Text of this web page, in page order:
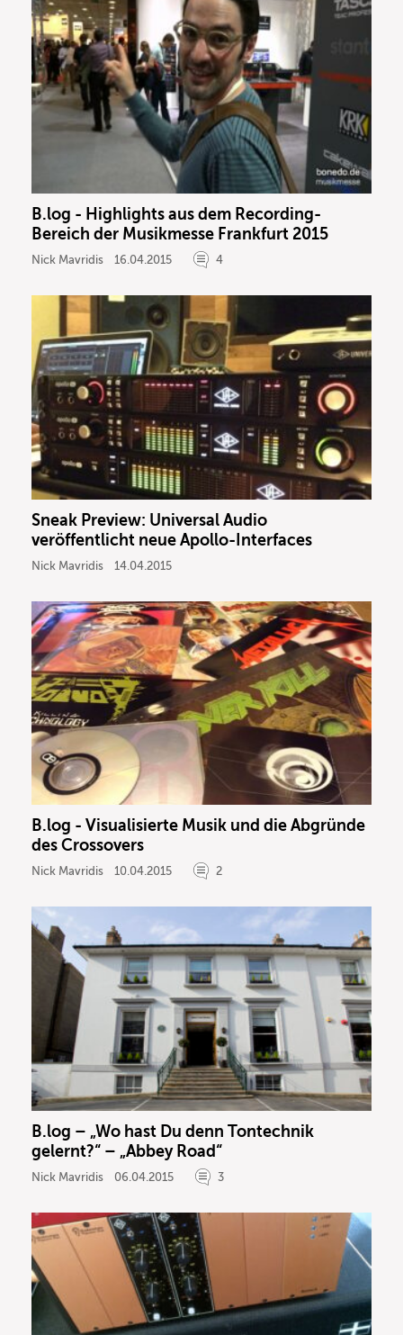
B.log - Highlights aus dem Recording-
Bereich der Musikmesse Frankfurt 2015
Nick Mavridis 16.04.2015 4
Sneak Preview: Universal Audio
veröffentlicht neue Apollo-Interfaces
Nick Mavridis 14.04.2015
B.log - Visualisierte Musik und die Abgründe
des Crossovers
Nick Mavridis 10.04.2015 2
B.log – „Wo hast Du denn Tontechnik
gelernt?“ – „Abbey Road“
Nick Mavridis 06.04.2015 3